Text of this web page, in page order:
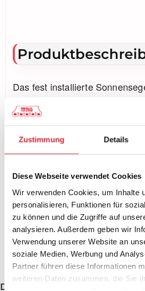
Zustimmung Details
Diese Webseite verwendet Cookies
Wir verwenden Cookies, um Inhalte
personalisieren, Funktionen für
zu können und die Zugriffe auf
analysieren. Außerdem geben wir
Verwendung unserer Website an
soziale Medien, Werbung und
Partner führen diese Informationen
weiteren Daten zusammen, die Sie
Das fest installierte
Season spendet ganzjährig
angenehmen Schatten. Dank der
robusten Konstruktion ist es
große Flächen hervorragend
Das stabile Segel ist nicht nur
Einsatz in privaten Gärten,
auch perfekt für Kindergärten
Spielplätzen geeignet.
Das könnte Sie auch